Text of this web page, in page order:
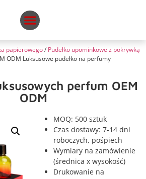
papierowego/ Pudełko upominkowe z pokrywką
ODM Luksusowe pudełko na perfumy
perfum OEM
ODM
MOQ: 500 sztuk
Czas dostawy: 7-14 dni
roboczych, pośpiech
Wymiary na zamówienie
(średnica x wysokość)
Drukowanie na